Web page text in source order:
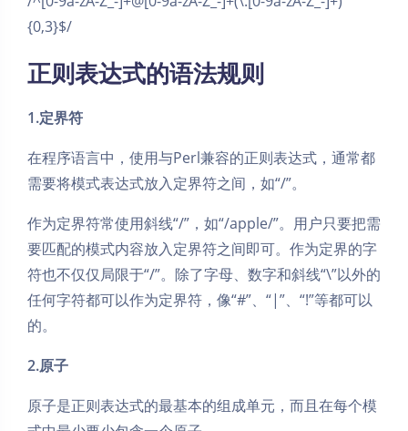
{0,3}$/
正则表达式的语法规则
1.定界符
在程序语言中，使用与Perl兼容的正则表达式，通常都
需要将模式表达式放入定界符之间，如“/”。
作为定界符常使用斜线“/”，如“/apple/”。用户只要把需
要匹配的模式内容放入定界符之间即可。作为定界的字
符也不仅仅局限于“/”。除了字母、数字和斜线“\”以外的
任何字符都可以作为定界符，像“#”、“|”、“!”等都可以
的。
2.原子
原子是正则表达式的最基本的组成单元，而且在每个模